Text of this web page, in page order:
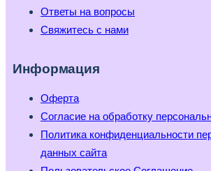
Ответы на вопросы
Свяжитесь с нами
Информация
Оферта
Согласие на обработку
Политика конфиденциальности
данных сайта